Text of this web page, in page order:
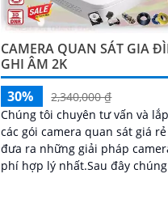
CAMERA QUAN SÁT GIA
GHI ÂM 2K
30%
2,340,000 ₫
Chúng tôi chuyên tư vấn và
các gói camera quan sát giá rẻ
đưa ra những giải pháp
phí hợp lý nhất.Sau đây